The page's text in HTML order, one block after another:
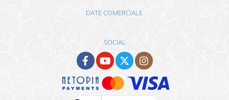
DATE COMERCIALE
SOCIAL